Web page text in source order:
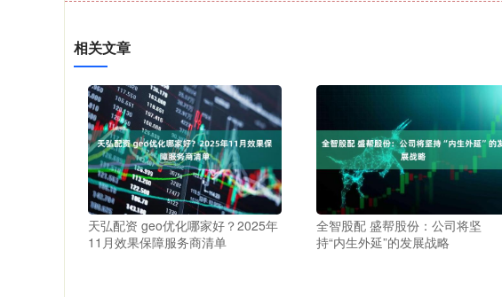
相关文章
天弘配资 geo优化哪家好？2025年
11月效果保障服务商清单
全智股配 盛帮股份：公司将坚
持“内生外延”的发展战略